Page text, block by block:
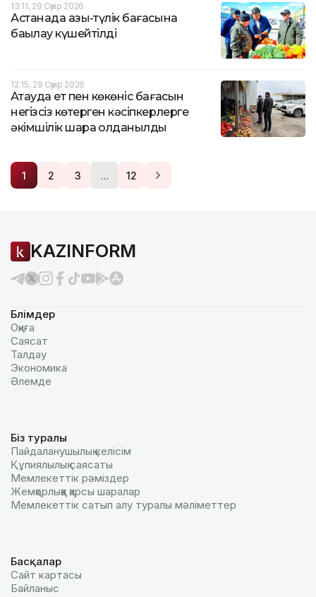
13:11, 29 Сәуір 2026
Астанада азық-түлік бағасына
бақылау күшейтілді
12:15, 29 Сәуір 2026
Ақтауда ет пен көкөніс бағасын
негізсіз көтерген кәсіпкерлерге
әкімшілік шара қолданылды
1 2 3 … 12
KAZINFORM
Бөлімдер
Оқиға
Саясат
Талдау
Экономика
Әлемде
Біз туралы
Пайдаланушылық келiciм
Құпиялылық саясаты
Мемлекеттік рәміздер
Жемқорлыққа қарсы шаралар
Мемлекеттік сатып алу туралы мәлiметтер
Басқалар
Сайт картасы
Байланыс